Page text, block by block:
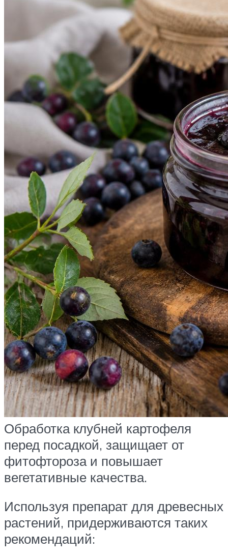
Обработка клубней картофеля
перед посадкой, защищает от
фитофтороза и повышает
вегетативные качества.
Используя препарат для древесных
растений, придерживаются таких
рекомендаций: